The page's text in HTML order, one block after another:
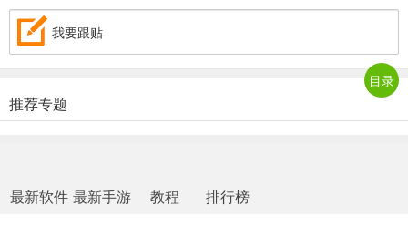
我要跟贴
推荐专题
最新软件 最新手游 教程 排行榜
目录